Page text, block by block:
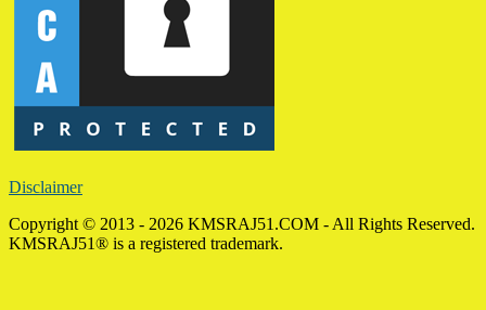
Disclaimer
Copyright © 2013 - 2026 KMSRAJ51.COM - All Rights Reserved.
KMSRAJ51® is a registered trademark.